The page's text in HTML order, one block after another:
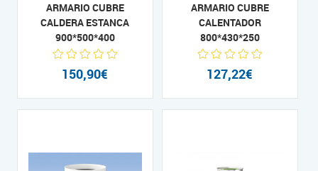
ARMARIO CUBRE
CALDERA ESTANCA
900*500*400
150,90€
ARMARIO CUBRE
CALENTADOR
800*430*250
127,22€